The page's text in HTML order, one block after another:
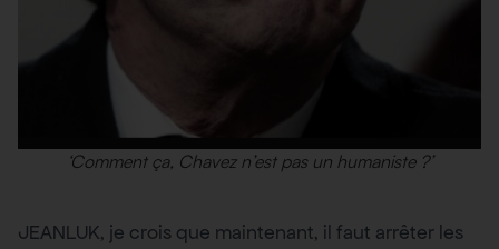
‘Comment ça, Chavez n’est pas un humaniste ?’
JEANLUK, je crois que maintenant, il faut arrêter les